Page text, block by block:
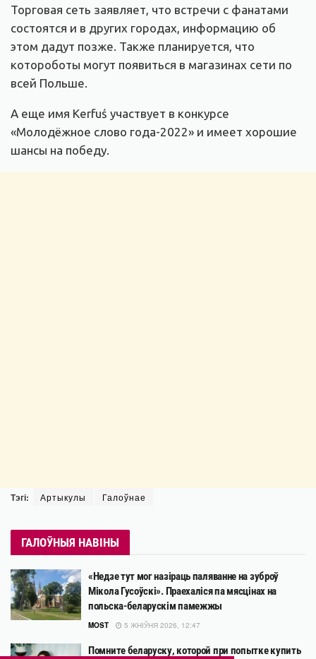
Торговая сеть заявляет, что встречи с фанатами
состоятся и в других городах, информацию об
этом дадут позже. Также планируется, что
котороботы могут появиться в магазинах сети по
всей Польше.
А еще имя Kerfuś участвует в конкурсе
«Молодёжное слово года-2022» и имеет хорошие
шансы на победу.
Тэгі: Артыкулы Галоўнае
ГАЛОЎНЫЯ НАВІНЫ
«Недзе тут мог назіраць паляванне на зуброў
Мікола Гусоўскі». Праехаліся па мясцінах на
польска-беларускім памежжы
MOST 5 ЖНІЎНЯ 2026, 12:47
Помните беларуску, которой при попытке купить